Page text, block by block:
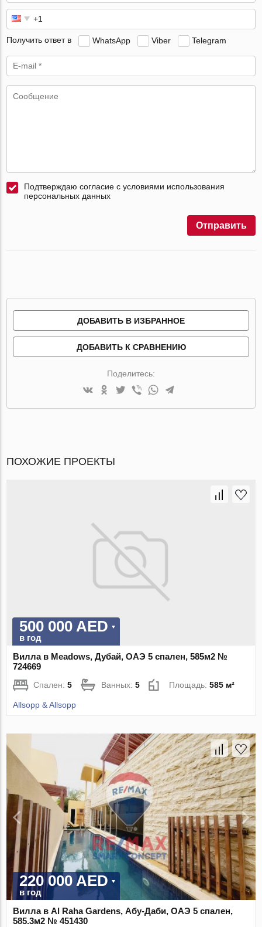
Получить ответ в WhatsApp Viber Telegram
Подтверждаю согласие с условиями использования
персональных данных
Отправить
ДОБАВИТЬ В ИЗБРАННОЕ
ДОБАВИТЬ К СРАВНЕНИЮ
Поделитесь:
ПОХОЖИЕ ПРОЕКТЫ
500 000 AED
в год
Вилла в Meadows, Дубай, ОАЭ 5 спален, 585м2 №
724669
Спален:5 Ванных:5 Площадь:585 м²
Allsopp & Allsopp
220 000 AED
в год
Вилла в Al Raha Gardens, Абу-Даби, ОАЭ 5 спален,
585.3м2 № 451430